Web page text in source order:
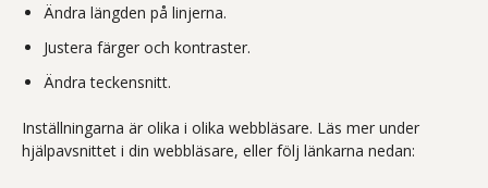
Ändra längden på linjerna.
Justera färger och kontraster.
Ändra teckensnitt.
Inställningarna är olika i olika webbläsare. Läs mer under
hjälpavsnittet i din webbläsare, eller följ länkarna nedan: